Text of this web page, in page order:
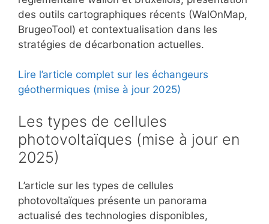
des outils cartographiques récents (WalOnMap,
BrugeoTool) et contextualisation dans les
stratégies de décarbonation actuelles.
Lire l’article complet sur les échangeurs
géothermiques (mise à jour 2025)
Les types de cellules
photovoltaïques (mise à jour en
2025)
L’article sur les types de cellules
photovoltaïques présente un panorama
actualisé des technologies disponibles,